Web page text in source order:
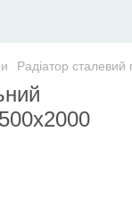
Радіатор